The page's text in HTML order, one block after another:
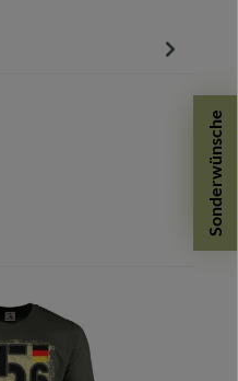
Sonderwünsche